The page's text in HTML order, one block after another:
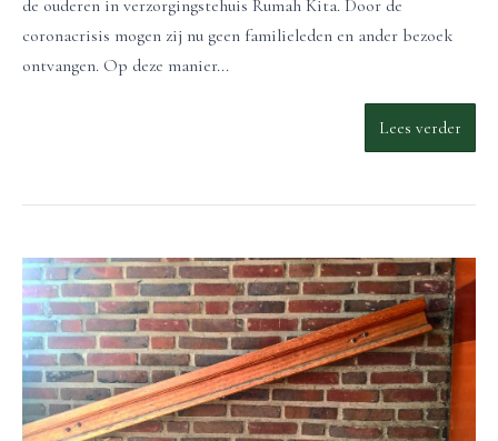
de ouderen in verzorgingstehuis Rumah Kita. Door de
coronacrisis mogen zij nu geen familieleden en ander bezoek
ontvangen. Op deze manier...
Lees verder